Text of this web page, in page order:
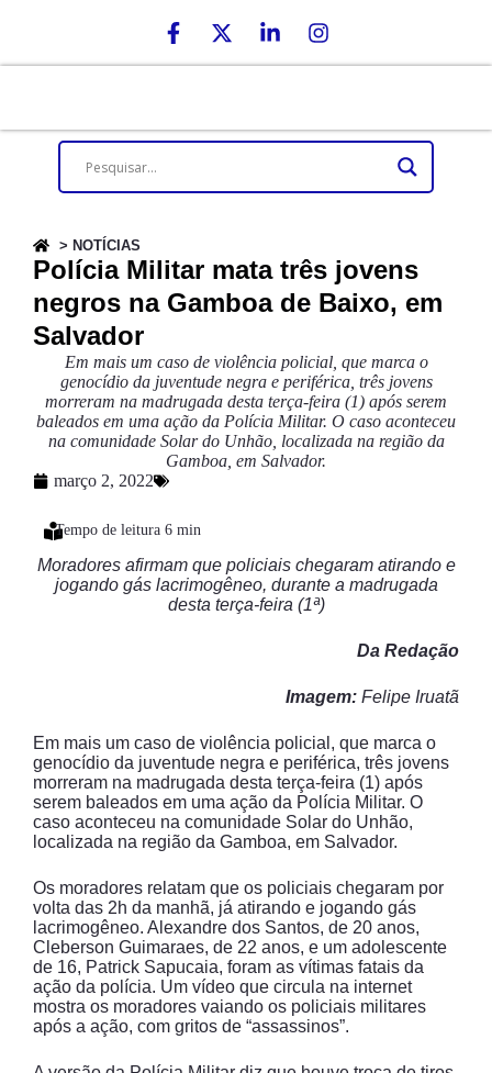
> NOTÍCIAS
Polícia Militar mata três jovens
negros na Gamboa de Baixo, em
Salvador
Em mais um caso de violência policial, que marca o
genocídio da juventude negra e periférica, três jovens
morreram na madrugada desta terça-feira (1) após serem
baleados em uma ação da Polícia Militar. O caso aconteceu
na comunidade Solar do Unhão, localizada na região da
Gamboa, em Salvador.
março 2, 2022
Moradores afirmam que policiais chegaram atirando e
jogando gás lacrimogêneo, durante a madrugada
desta terça-feira (1ª)
Da Redação
Imagem: Felipe Iruatã
Em mais um caso de violência policial, que marca o
genocídio da juventude negra e periférica, três jovens
morreram na madrugada desta terça-feira (1) após
serem baleados em uma ação da Polícia Militar. O
caso aconteceu na comunidade Solar do Unhão,
localizada na região da Gamboa, em Salvador.
Os moradores relatam que os policiais chegaram por
volta das 2h da manhã, já atirando e jogando gás
lacrimogêneo. Alexandre dos Santos, de 20 anos,
Cleberson Guimaraes, de 22 anos, e um adolescente
de 16, Patrick Sapucaia, foram as vítimas fatais da
ação da polícia. Um vídeo que circula na internet
mostra os moradores vaiando os policiais militares
após a ação, com gritos de “assassinos”.